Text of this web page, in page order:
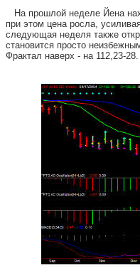
На прошлой неделе Йена
при этом цена росла,
следующая неделя также
становится просто
Фрактал наверх - на 112,23-